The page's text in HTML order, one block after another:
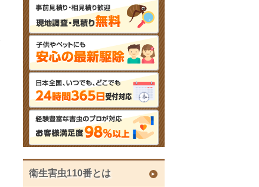
衛生害虫110番とは